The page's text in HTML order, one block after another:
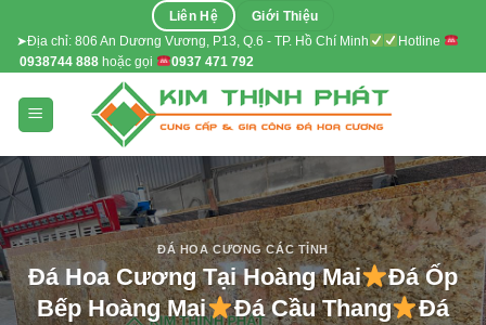
content
Liên Hệ Giới Thiệu
➤Địa chỉ: 806 An Dương Vương, P13, Q.6 - TP. Hồ Chí Minh
Hotline
0938744 888 hoặc gọi 0937 471 792
ĐÁ HOA CƯƠNG CÁC TỈNH
Đá Hoa Cương Tại Hoàng Mai
Đá Ốp
Bếp Hoàng Mai
Đá Cầu Thang
Đá